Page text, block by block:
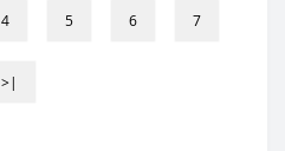
4 5 6 7
>|